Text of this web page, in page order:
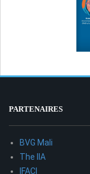
PARTENAIRES
BVG Mali
The IIA
IFACI